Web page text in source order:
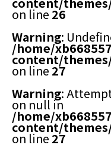
on line 26
Warning:
/home/
content/
on line 27
Warning:
on null in
/home/
content/
on line 27